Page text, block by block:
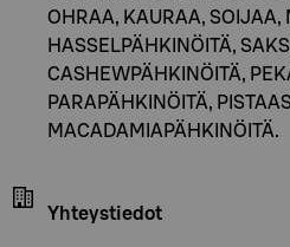
OHRAA, KAURAA, SOIJAA,
HASSELPÄHKINÖITÄ,
CASHEWPÄHKINÖITÄ,
PARAPÄHKINÖITÄ,
MACADAMIAPÄHKINÖITÄ.
Yhteystiedot